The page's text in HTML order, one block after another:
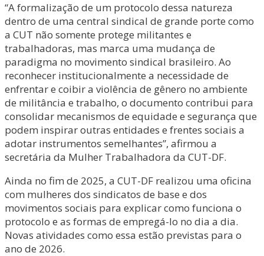
“A formalização de um protocolo dessa natureza
dentro de uma central sindical de grande porte como
a CUT não somente protege militantes e
trabalhadoras, mas marca uma mudança de
paradigma no movimento sindical brasileiro. Ao
reconhecer institucionalmente a necessidade de
enfrentar e coibir a violência de gênero no ambiente
de militância e trabalho, o documento contribui para
consolidar mecanismos de equidade e segurança que
podem inspirar outras entidades e frentes sociais a
adotar instrumentos semelhantes”, afirmou a
secretária da Mulher Trabalhadora da CUT-DF.
Ainda no fim de 2025, a CUT-DF realizou uma oficina
com mulheres dos sindicatos de base e dos
movimentos sociais para explicar como funciona o
protocolo e as formas de empregá-lo no dia a dia.
Novas atividades como essa estão previstas para o
ano de 2026.